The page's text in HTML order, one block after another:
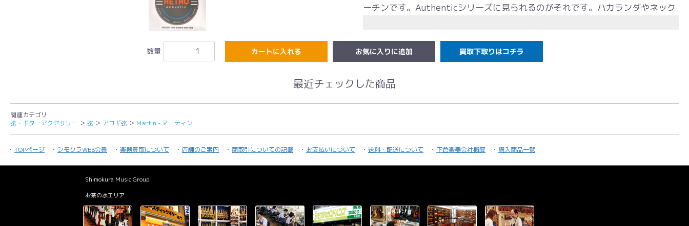
ーチンです。Authenticシリーズに見られるのがそれです。ハカランダやネック
した。が弦だけは別。いかにしてお気に入りのクラシックアルバムから奏でられ
るサウンドに近づけるかというのが課題であり、そこで出たのが古き良き弦のリ
の結果誕生したのがモネル弦です。発売当初はトニーのお気に入りのゲージ013
friend. I've missed you」とまで言わせた弦,まさにマーチンとしても唯一求めて
いた反応だったそうです。そんなモネル弦、一度試してみてはいかがでしょう
数量 カートに入れる 買取下取りはコチラ
最近チェックした商品
関連カテゴリ
弦・ギターアクセサリー ＞ 弦 ＞ アコギ弦 ＞ Martin - マーティン
TOPページ シモクラWEB会員 楽器買取について 店舗のご案内 商取引についての記載 お支払いについて 送料・配送について 下倉楽器会社概要 購入商品一覧
Shimokura Music Group
お茶の水エリア